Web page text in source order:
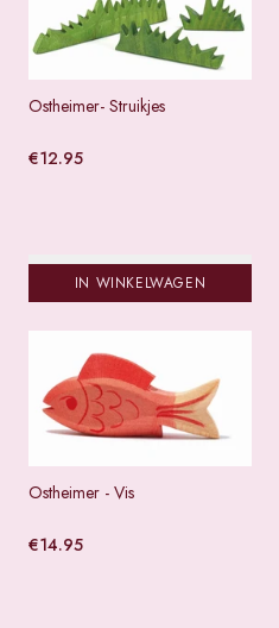
Ostheimer- Struikjes
€12.95
IN WINKELWAGEN
Ostheimer - Vis
€14.95